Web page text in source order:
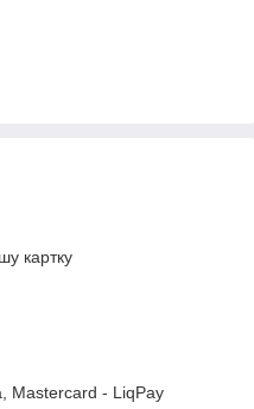
картку
Mastercard - LiqPay